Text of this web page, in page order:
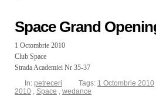
Space Grand
1 Octombrie 2010
Club Space
Strada Academiei Nr 35-37
In: petreceri Tags: 1 Octombrie 2010
2010 , Space , wedance